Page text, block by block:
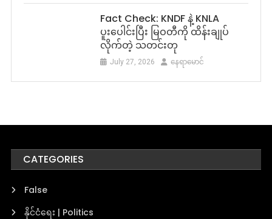
Fact Check: KNDF နဲ့ KNLA
ပူးပေါင်းပြီး မြဝတီကို ထိန်းချုပ်
လိုက်တဲ့ သတင်းတု
July 27, 2026 နေရာမောင်
CATEGORIES
False
နိုင်ငံရေး | Politics